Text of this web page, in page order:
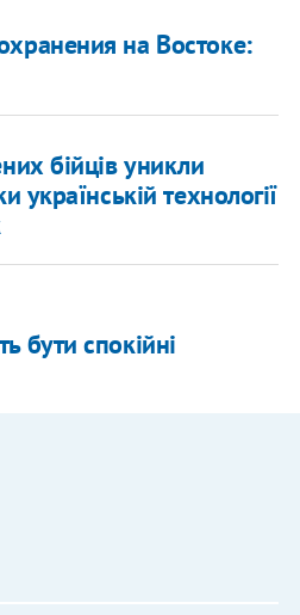
на Востоке:
бійців уникли
українській технології
бути спокійні